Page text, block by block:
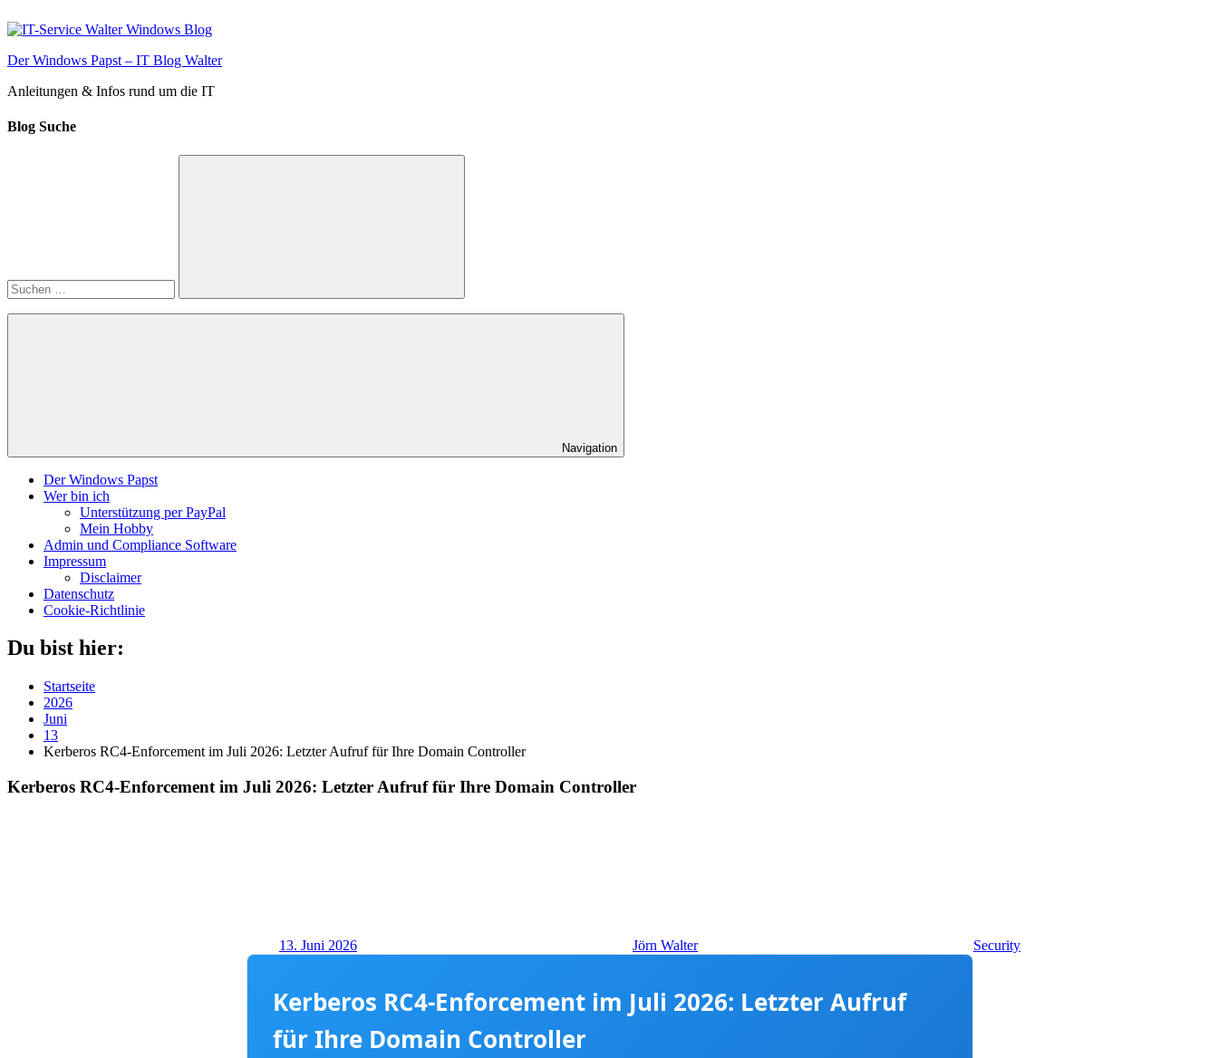
Inhalt
Der Windows Papst – IT Blog Walter
Anleitungen & Infos rund um die IT
Blog Suche
Suchen
Navigation
Der Windows Papst
Wer bin ich
Unterstützung per PayPal
Mein Hobby
Admin und Compliance Software
Impressum
Disclaimer
Datenschutz
Cookie-Richtlinie
Du bist hier:
Startseite
2026
Juni
13
Kerberos RC4-Enforcement im Juli 2026: Letzter Aufruf für Ihre Domain Controller
Kerberos RC4-Enforcement im Juli 2026: Letzter Aufruf für Ihre Domain Controller
13. Juni 2026 Jörn Walter Security
Kerberos RC4-Enforcement im Juli 2026: Letzter Aufruf
für Ihre Domain Controller